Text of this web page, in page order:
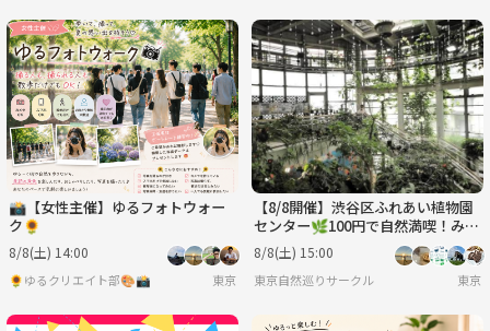
📸【女性主催】ゆるフォトウォー
ク🌻
8/8(土) 14:00
🌻ゆるクリエイト部🎨📸 東京
【8/8開催】渋谷区ふれあい植物園
センター🌿100円で自然満喫！みん
なで楽しむ夏限定・緑の癒やし体験
✨
8/8(土) 15:00
東京自然巡りサークル 東京